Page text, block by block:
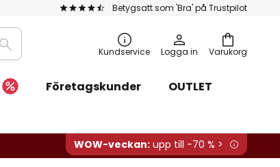
Betygsatt som 'Bra' på Trustpilot
Varukorg
Sök Kundservice Logga in
Företagskunder
OUTLET
WOW-veckan:upp till -70 % >